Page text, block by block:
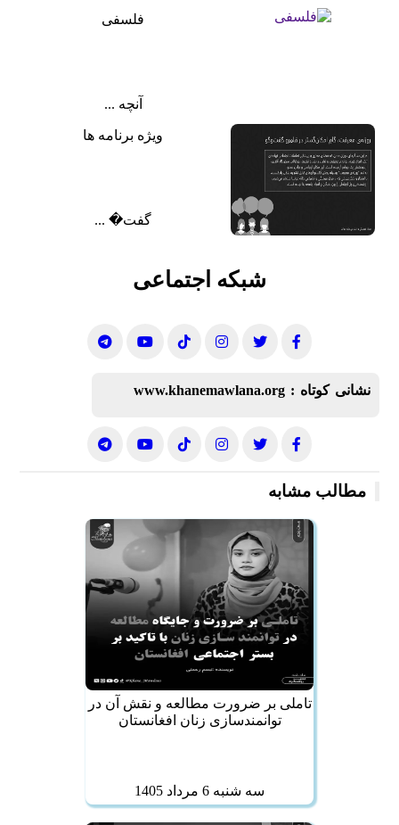
فلسفی
آنچه ...
ویژه برنامه ها
گفت‌� ...
شبکه اجتماعی
نشانی کوتاه :www.khanemawlana.org
مطالب مشابه
تاملی بر ضرورت مطالعه و نقش آن در
توانمندسازی زنان افغانستان
سه شنبه 6 مرداد 1405